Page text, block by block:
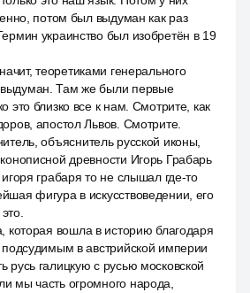
потом был выдуман как раз
украинство был изобретён в 19
теоретиками генерального
Там же были первые
это близко все к нам. Смотрите, как
апостол Львов. Смотрите.
объяснитель русской иконы,
древности Игорь Грабарь
грабаря то не слышал где-то
фигура в искусствоведении, его
которая вошла в историю благодаря
в австрийской империи
русь галицкую с русью московской
мы часть огромного народа,